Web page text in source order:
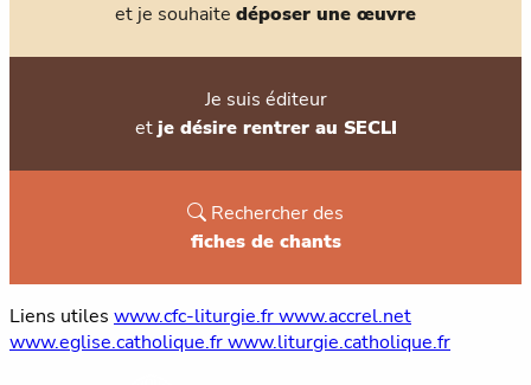
et je souhaite déposer une œuvre
Je suis éditeur
etje désire rentrer au SECLI
Rechercher des
fiches de chants
Liens utiles www.cfc-liturgie.frwww.accrel.net
www.eglise.catholique.frwww.liturgie.catholique.fr